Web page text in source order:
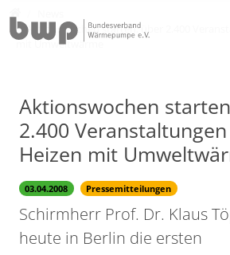
Aktionswochen starten: über 2.400
mit Umweltwärme
Aktionswochen
2.400
Heizen mit
03.04.2008 Pressemitteilungen
Schirmherr Prof. Dr. Klaus
heute in Berlin die ersten